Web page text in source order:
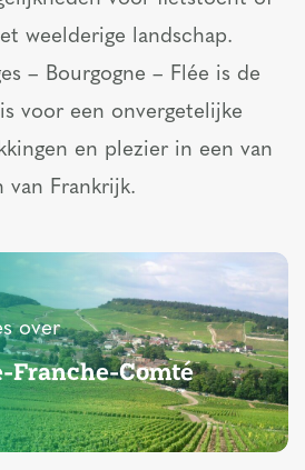
weelderige landschap.
– Bourgogne – Flée is de
voor een onvergetelijke
en plezier in een van
van Frankrijk.
over
Franche-Comté